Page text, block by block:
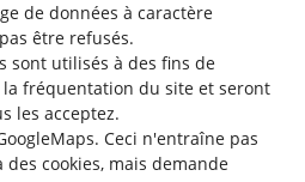
de données à caractère
être refusés.
sont utilisés à des fins de
la fréquentation du site et seront
les acceptez.
Ceci n'entraîne pas
cookies, mais demande